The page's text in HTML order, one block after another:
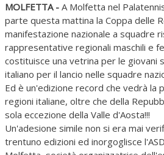
MOLFETTA - A Molfetta nel
parte questa mattina la Coppa delle
manifestazione nazionale a squadre
rappresentative regionali maschili e
costituisce una vetrina per le giovani
italiano per il lancio nelle squadre
Ed è un'edizione record che vedrà la
regioni italiane, oltre che della
sola eccezione della Valle d'Aosta!!!
Un'adesione simile non si era mai
trentuno edizioni ed inorgoglisce